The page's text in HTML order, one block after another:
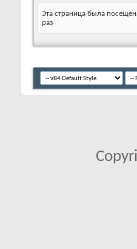
Эта страница была
раз